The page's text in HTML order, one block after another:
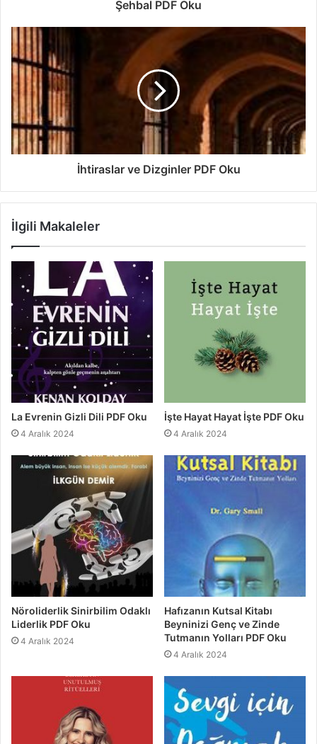
Şehbal PDF Oku
İhtiraslar ve Dizginler PDF Oku
İlgili Makaleler
La Evrenin Gizli Dili PDF Oku
4 Aralık 2024
İşte Hayat Hayat İşte PDF Oku
4 Aralık 2024
Nöroliderlik Sinirbilim Odaklı
Liderlik PDF Oku
4 Aralık 2024
Hafızanın Kutsal Kitabı
Beyninizi Genç ve Zinde
Tutmanın Yolları PDF Oku
4 Aralık 2024